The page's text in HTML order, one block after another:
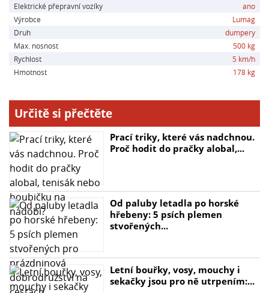
- Ideální pro práci v uzavřených prostorech
- Kompaktní rozměry pro snadnou manipulaci
Obsah balení:
- Aku kolový minidumper Lumag MD500E-PRO
Elektrické přepravní vozíky
ano
Výrobce
Lumag
Druh
dumpery
Max. nosnost
500 kg
Rychlost
5 km/h
Hmotnost
178 kg
Určitě si přečtěte
Prací triky, které vás nadchnou.
Proč hodit do pračky alobal,...
Od paluby letadla po horské
hřebeny: 5 psích plemen
stvořených...
Letní bouřky, vosy, mouchy i
sekačky jsou pro ně utrpením:...